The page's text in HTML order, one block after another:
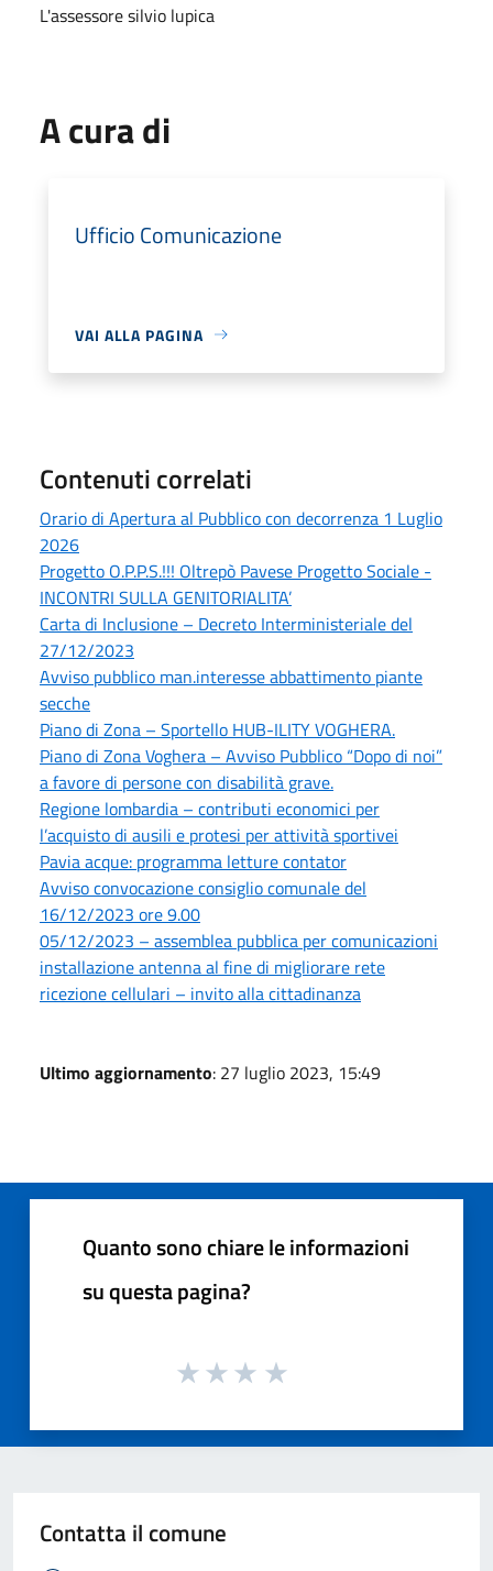
L'assessore silvio lupica
A cura di
Ufficio Comunicazione
VAI ALLA PAGINA
Contenuti correlati
Orario di Apertura al Pubblico con decorrenza 1 Luglio
2026
Progetto O.P.P.S.!!! Oltrepò Pavese Progetto Sociale -
INCONTRI SULLA GENITORIALITA’
Carta di Inclusione – Decreto Interministeriale del
27/12/2023
Avviso pubblico man.interesse abbattimento piante
secche
Piano di Zona – Sportello HUB-ILITY VOGHERA.
Piano di Zona Voghera – Avviso Pubblico “Dopo di noi”
a favore di persone con disabilità grave.
Regione lombardia – contributi economici per
l’acquisto di ausili e protesi per attività sportivei
Pavia acque: programma letture contator
Avviso convocazione consiglio comunale del
16/12/2023 ore 9.00
05/12/2023 – assemblea pubblica per comunicazioni
installazione antenna al fine di migliorare rete
ricezione cellulari – invito alla cittadinanza
Ultimo aggiornamento: 27 luglio 2023, 15:49
Quanto sono chiare le informazioni
su questa pagina?
Contatta il comune